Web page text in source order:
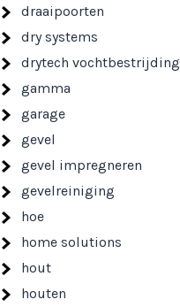
draaipoorten
dry systems
drytech vochtbestrijding
gamma
garage
gevel
gevel impregneren
gevelreiniging
hoe
home solutions
hout
houten